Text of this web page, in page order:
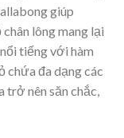
giúp
lông mang lại
tiếng với hàm
chứa đa dạng các
trở nên săn chắc,